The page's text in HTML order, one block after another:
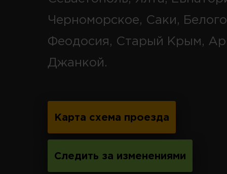
Черноморское, Саки,
Феодосия, Старый Крым,
Джанкой.
Карта схема проезда
Следить за изменениями